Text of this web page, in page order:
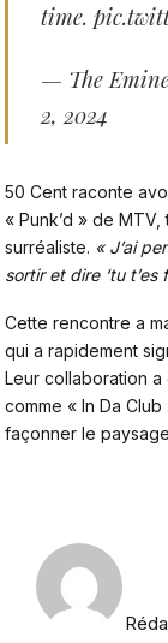
time.
— The
2, 2024
50 Cent raconte
« Punk’d » de MTV,
surréaliste. « J’ai
sortir et dire ‘tu t’es
Cette rencontre a
qui a rapidement
Leur collaboration a
comme « In Da
façonner le